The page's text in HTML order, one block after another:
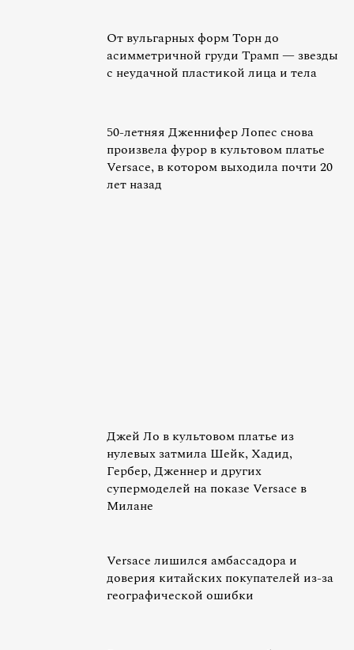
От вульгарных форм Торн до
асимметричной груди Трамп — звезды
с неудачной пластикой лица и тела
50-летняя Дженнифер Лопес снова
произвела фурор в культовом платье
Versace, в котором выходила почти 20
лет назад
Джей Ло в культовом платье из
нулевых затмила Шейк, Хадид,
Гербер, Дженнер и других
супермоделей на показе Versace в
Милане
Versace лишился амбассадора и
доверия китайских покупателей из-за
географической ошибки